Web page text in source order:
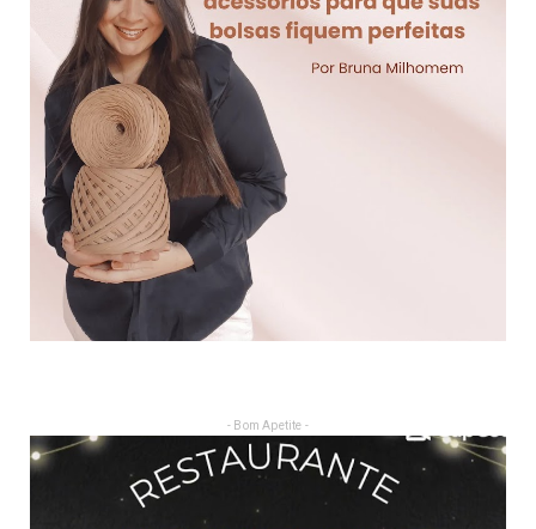
- Bom Apetite -